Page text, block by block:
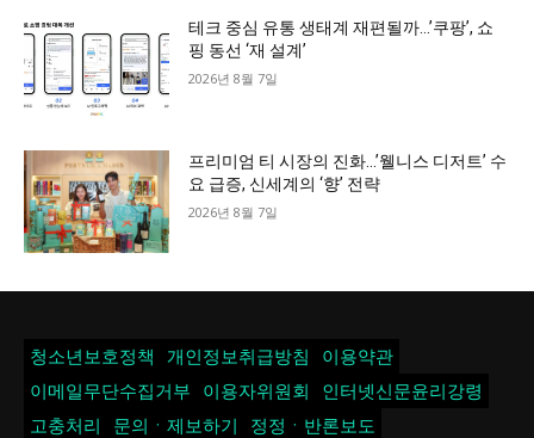
테크 중심 유통 생태계 재편될까…’쿠팡’, 쇼
핑 동선 ‘재 설계’
2026년 8월 7일
프리미엄 티 시장의 진화…’웰니스 디저트’ 수
요 급증, 신세계의 ‘향’ 전략
2026년 8월 7일
청소년보호정책 개인정보취급방침
이용약관
이메일무단수집거부
이용자위원회
인터넷신문윤리강령
고충처리
문의ㆍ제보하기 정정ㆍ반론보도